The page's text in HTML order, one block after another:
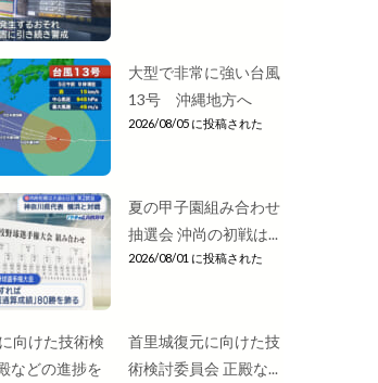
大型で非常に強い台風
13号 沖縄地方へ
2026/08/05 に投稿された
夏の甲子園組み合わせ
抽選会 沖尚の初戦は...
2026/08/01 に投稿された
首里城復元に向けた技
術検討委員会 正殿な...